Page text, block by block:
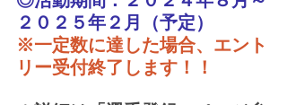
２０２５年２月（予定）
※一定数に達した場合、エント
リー受付終了します！！